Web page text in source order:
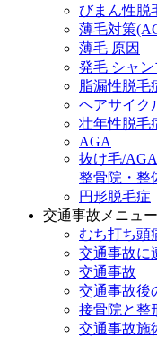
びまん性脱
薄毛対策
薄毛 原因
発毛 シャン
脂漏性脱毛
ヘアサイク
壮年性脱毛
AGA
抜け毛/
整骨院・整
円形脱毛症
交通事故メニュー
むち打ち頭
交通事故に
交通事故
交通事故後
接骨院と整
交通事故施